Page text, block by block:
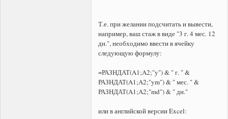
Т.е. при желании подсчитать и вывести,
например, ваш стаж в виде "3 г. 4 мес. 12
дн.", необходимо ввести в ячейку
следующую формулу:
=РАЗНДАТ(A1;A2;"y") & " г. " &
РАЗНДАТ(A1;A2;"ym") & " мес. " &
РАЗНДАТ(A1;A2;"md") & " дн."
или в английской версии Excel: